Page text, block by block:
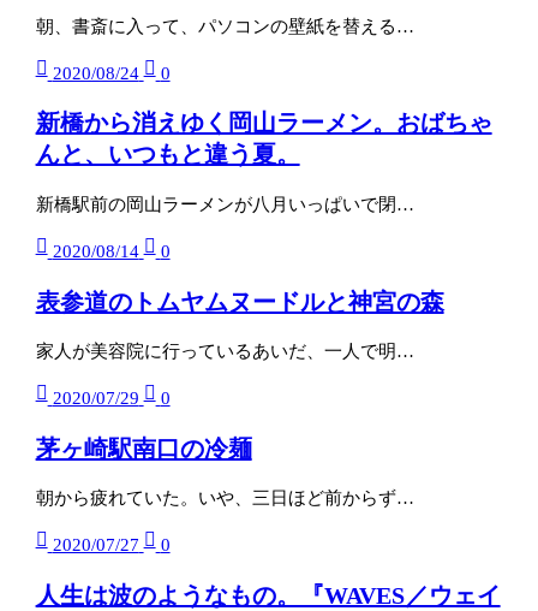
朝、書斎に入って、パソコンの壁紙を替える…
2020/08/24 0
新橋から消えゆく岡山ラーメン。おばちゃ
んと、いつもと違う夏。
新橋駅前の岡山ラーメンが八月いっぱいで閉…
2020/08/14 0
表参道のトムヤムヌードルと神宮の森
家人が美容院に行っているあいだ、一人で明…
2020/07/29 0
茅ヶ崎駅南口の冷麺
朝から疲れていた。いや、三日ほど前からず…
2020/07/27 0
人生は波のようなもの。『WAVES／ウェイ